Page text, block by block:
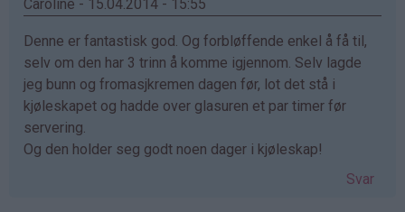
Caroline - 15.04.2014 - 15:55
Denne er fantastisk god. Og forbløffende enkel å få til,
selv om den har 3 trinn å komme igjennom. Selv lagde
jeg bunn og fromasjkremen dagen før, lot det stå i
kjøleskapet og hadde over glasuren et par timer før
servering.
Og den holder seg godt noen dager i kjøleskap!
Svar